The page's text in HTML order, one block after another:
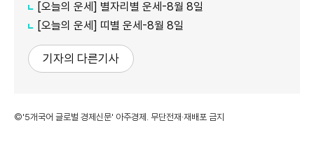
[오늘의 운세] 별자리별 운세-8월 8일
[오늘의 운세] 띠별 운세-8월 8일
기자의 다른기사
©'5개국어 글로벌 경제신문' 아주경제. 무단전재·재배포 금지